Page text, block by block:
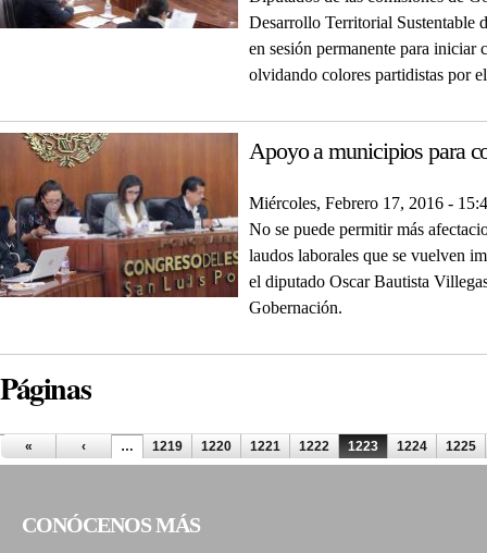
Desarrollo Territorial Sustentable
en sesión permanente para iniciar
olvidando colores partidistas por
Apoyo a municipios para
Miércoles, Febrero 17, 2016 -
No se puede permitir más
laudos laborales que se vuelven
el diputado Oscar Bautista
Gobernación.
Páginas
« ‹ … 1219 1220 1221 1222 1223 1224 1225
CONÓCENOS MÁS